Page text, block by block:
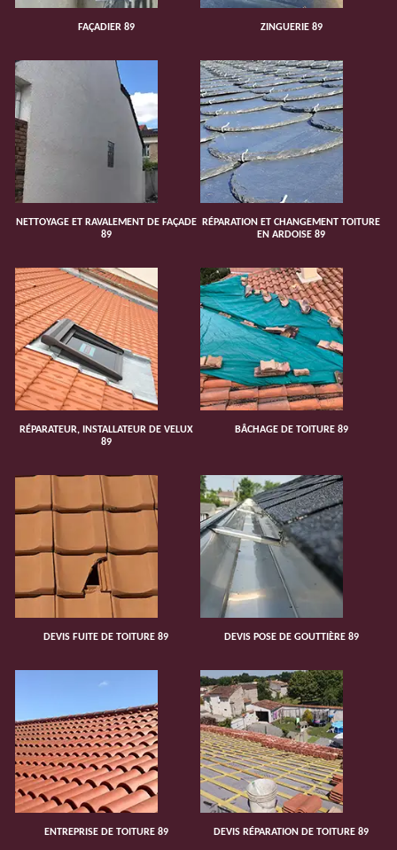
FAÇADIER 89 ZINGUERIE 89
NETTOYAGE ET RAVALEMENT DE FAÇADE
89
RÉPARATION ET CHANGEMENT TOITURE
EN ARDOISE 89
RÉPARATEUR, INSTALLATEUR DE VELUX
89
BÂCHAGE DE TOITURE 89
DEVIS FUITE DE TOITURE 89 DEVIS POSE DE GOUTTIÈRE 89
ENTREPRISE DE TOITURE 89 DEVIS RÉPARATION DE TOITURE 89